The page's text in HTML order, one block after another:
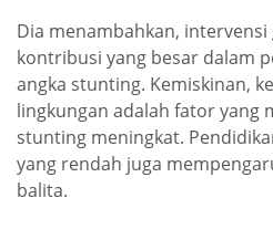
Dia menambahkan,
kontribusi yang besar dalam
angka stunting. Kemiskinan,
lingkungan adalah fator yang
stunting meningkat.
yang rendah juga
balita.